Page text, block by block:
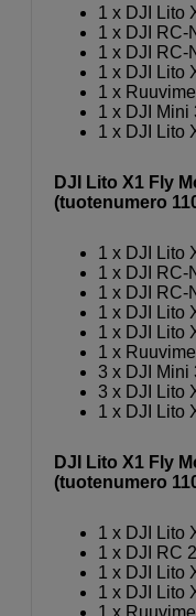
1 x DJI Lito
1 x DJI RC-
1 x DJI RC-
1 x DJI Lito
1 x
1 x DJI Mini
1 x DJI Lito
DJI Lito X1 Fly
(tuotenumero
1 x DJI Lito
1 x DJI RC-
1 x DJI RC-
1 x DJI Lito
1 x DJI Lito
1 x
3 x DJI Mini
3 x DJI Lito
1 x DJI Lito
DJI Lito X1 Fly
(tuotenumero
1 x DJI Lito
1 x DJI RC 2
1 x DJI Lito
1 x DJI Lito
1 x